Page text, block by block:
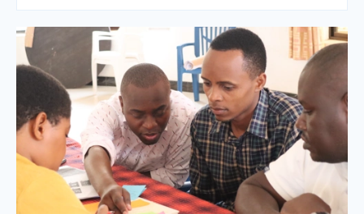
rådighed var der imidlertid kun midler til 11 af de
støtteværdige ansøgninger.
Nyt OECD/DAC praksispapir til at understøtte lokalt